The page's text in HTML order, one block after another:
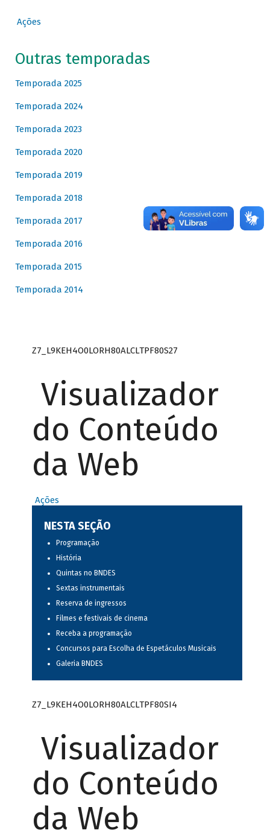
Ações
Outras temporadas
Temporada 2025
Temporada 2024
Temporada 2023
Temporada 2020
Temporada 2019
Temporada 2018
Temporada 2017
Temporada 2016
Temporada 2015
Temporada 2014
Z7_L9KEH4O0LORH80ALCLTPF80S27
Visualizador
do Conteúdo
da Web
Ações
NESTA SEÇÃO
Programação
História
Quintas no BNDES
Sextas instrumentais
Reserva de ingressos
Filmes e festivais de cinema
Receba a programação
Concursos para Escolha de Espetáculos Musicais
Galeria BNDES
Z7_L9KEH4O0LORH80ALCLTPF80SI4
Visualizador
do Conteúdo
da Web